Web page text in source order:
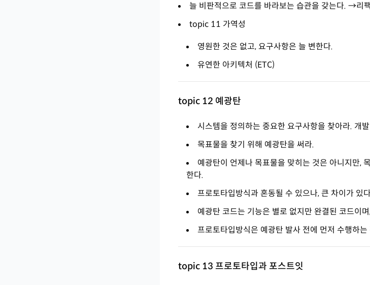
늘 비판적으로 코드를 바라보는 습관을 갖는다. →리
topic 11 가역성
영원한 것은 없고, 요구사항은 늘 변한다.
유연한 아키텍처 (ETC)
topic 12 예광탄
시스템을 정의하는 중요한 요구사항을 찾아라. 개
목표물을 찾기 위해 예광탄을 써라.
예광탄이 언제나 목표물을 맞히는 것은 아니지만,
한다.
프로토타입방식과 혼동될 수 있으나, 큰 차이가 있
예광탄 코드는 기능은 별로 없지만 완결된 코드이
프로토타입방식은 예광탄 발사 전에 먼저 수행하는
topic 13 프로토타입과 포스트잇